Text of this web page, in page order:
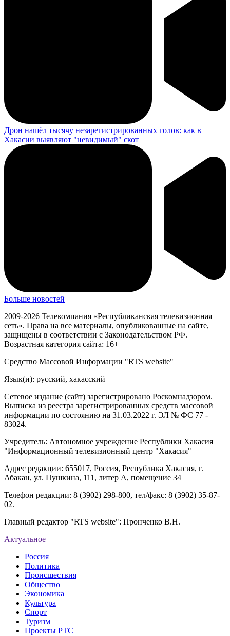
Дрон нашёл тысячу незарегистрированных голов: как в
Хакасии выявляют "невидимый" скот
Больше новостей
2009-2026 Телекомпания «Республиканская телевизионная
сеть». Права на все материалы, опубликованные на сайте,
защищены в соответствии с Законодательством РФ.
Возрастная категория сайта: 16+
Средство Массовой Информации "RTS website"
Язык(и): русский, хакасский
Сетевое издание (сайт) зарегистрировано Роскомнадзором.
Выписка из реестра зарегистрированных средств массовой
информации по состоянию на 31.03.2022 г. ЭЛ № ФС 77 -
83024.
Учредитель: Автономное учреждение Республики Хакасия
"Информационный телевизионный центр "Хакасия"
Адрес редакции: 655017, Россия, Республика Хакасия, г.
Абакан, ул. Пушкина, 111, литер А, помещение 34
Телефон редакции: 8 (3902) 298-800, тел/факс: 8 (3902) 35-87-
02.
Главный редактор "RTS website": Пронченко В.Н.
Актуальное
Россия
Политика
Происшествия
Общество
Экономика
Культура
Спорт
Туризм
Проекты РТС